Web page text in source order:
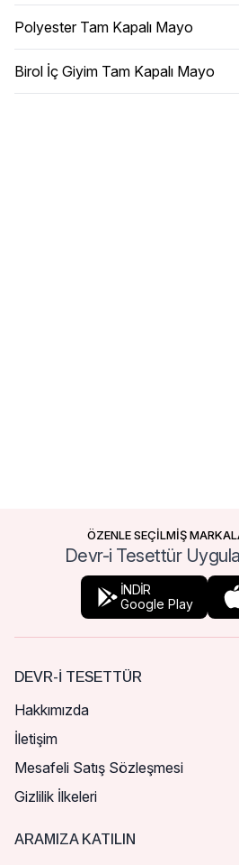
Polyester Tam Kapalı Mayo
Birol İç Giyim Tam Kapalı Mayo
ÖZENLE SEÇİLMİŞ
Devr-i Tesettür
İNDİR
Google Play
DEVR-I TESETTÜR
Hakkımızda
İletişim
Mesafeli Satış Sözleşmesi
Gizlilik İlkeleri
ARAMIZA KATILIN